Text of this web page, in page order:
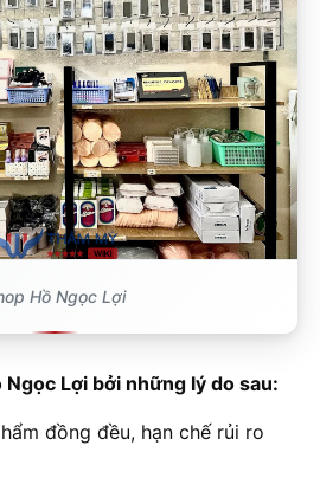
Hồ Ngọc Lợi
Ngọc Lợi bởi những lý do sau:
đồng đều, hạn chế rủi ro